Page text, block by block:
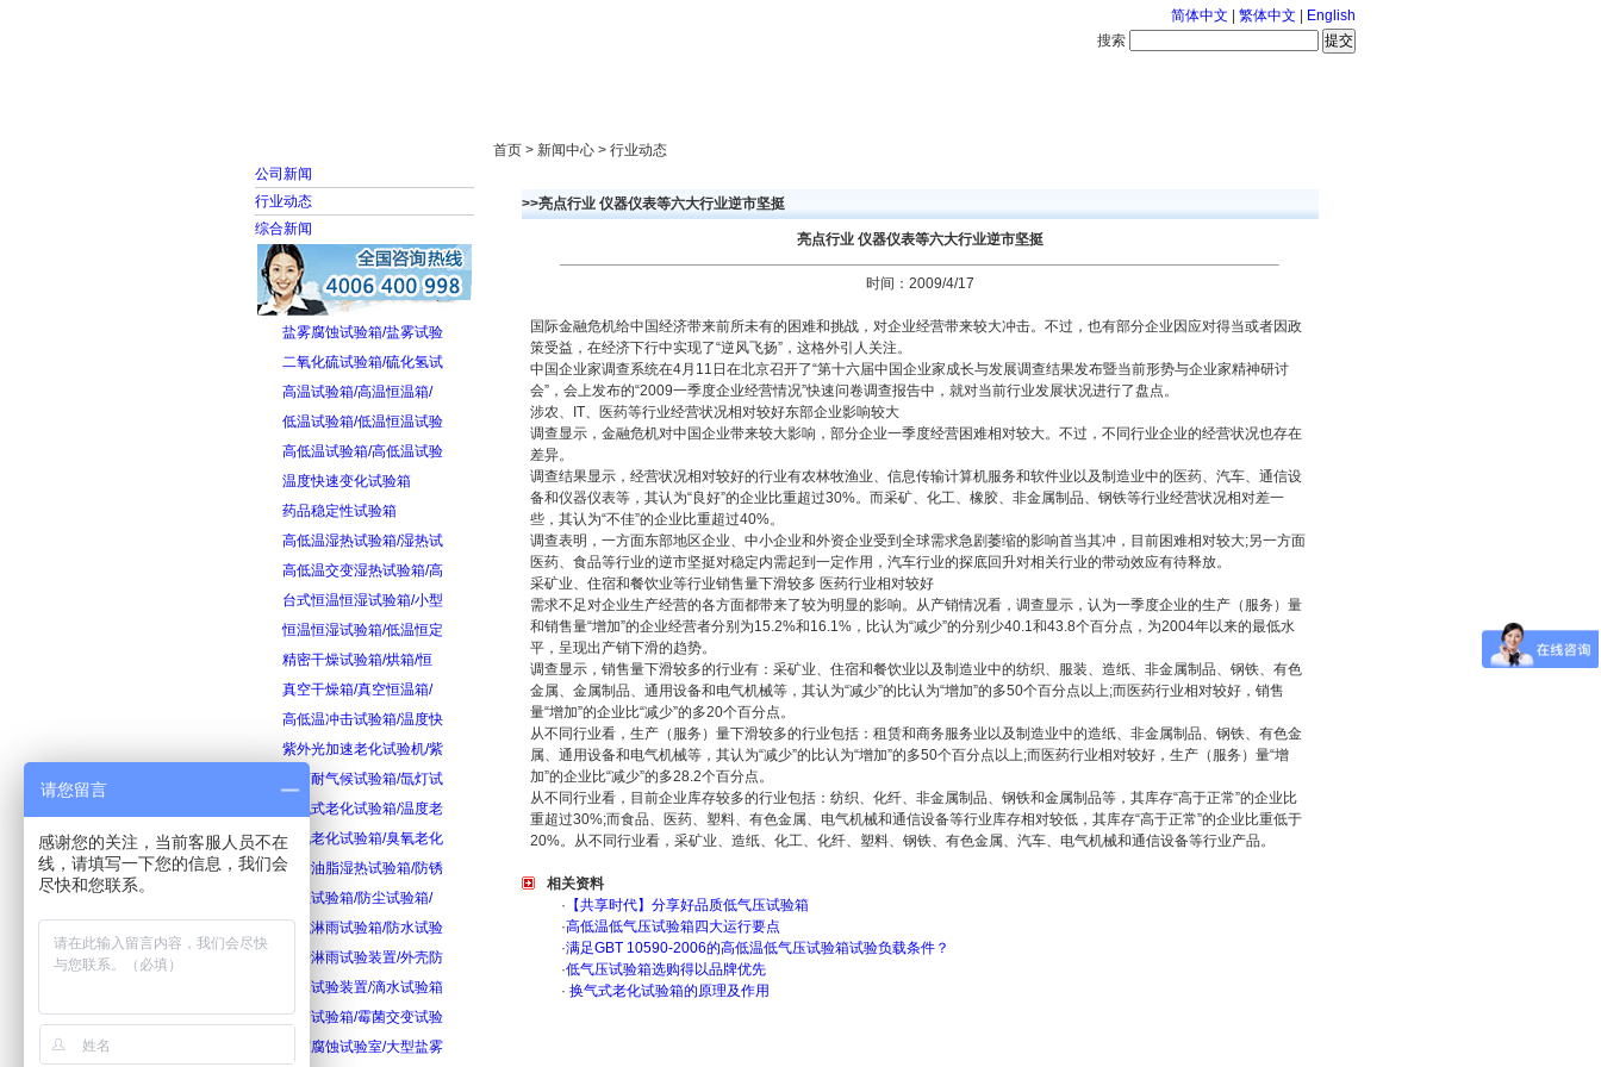
简体中文 繁体中文
English
搜索
公司新闻
行业动态
综合新闻
盐雾腐蚀试验箱/盐雾试验
二氧化硫试验箱/硫化氢试
高温试验箱/高温恒温箱/
低温试验箱/低温恒温试验
高低温试验箱/高低温试验
温度快速变化试验箱
药品稳定性试验箱
高低温湿热试验箱/湿热试
高低温交变湿热试验箱/高
台式恒温恒湿试验箱/小型
恒温恒湿试验箱/低温恒定
精密干燥试验箱/烘箱/恒
真空干燥箱/真空恒温箱/
高低温冲击试验箱/温度快
紫外光加速老化试验机/紫
氙灯耐气候试验箱/氙灯试
换气式老化试验箱/温度老
臭氧老化试验箱/臭氧老化
防锈油脂湿热试验箱/防锈
砂尘试验箱/防尘试验箱/
箱式淋雨试验箱/防水试验
摆管淋雨试验装置/外壳防
滴水试验装置/滴水试验箱
霉菌试验箱/霉菌交变试验
盐雾腐蚀试验室/大型盐雾
首页 > 新闻中心 > 行业动态
>>亮点行业 仪器仪表等六大行业逆市坚挺
亮点行业 仪器仪表等六大行业逆市坚挺
时间：2009/4/17
国际金融危机给中国经济带来前所未有的困难和挑战，对企业经营带来较大冲击。不过，也有部分企业因应对得当或者因政
策受益，在经济下行中实现了“逆风飞扬”，这格外引人关注。
中国企业家调查系统在4月11日在北京召开了“第十六届中国企业家成长与发展调查结果发布暨当前形势与企业家精神研讨
会”，会上发布的“2009一季度企业经营情况”快速问卷调查报告中，就对当前行业发展状况进行了盘点。
涉农、IT、医药等行业经营状况相对较好东部企业影响较大
调查显示，金融危机对中国企业带来较大影响，部分企业一季度经营困难相对较大。不过，不同行业企业的经营状况也存在
差异。
调查结果显示，经营状况相对较好的行业有农林牧渔业、信息传输计算机服务和软件业以及制造业中的医药、汽车、通信设
备和仪器仪表等，其认为“良好”的企业比重超过30%。而采矿、化工、橡胶、非金属制品、钢铁等行业经营状况相对差一
些，其认为“不佳”的企业比重超过40%。
调查表明，一方面东部地区企业、中小企业和外资企业受到全球需求急剧萎缩的影响首当其冲，目前困难相对较大;另一方面
医药、食品等行业的逆市坚挺对稳定内需起到一定作用，汽车行业的探底回升对相关行业的带动效应有待释放。
采矿业、住宿和餐饮业等行业销售量下滑较多 医药行业相对较好
需求不足对企业生产经营的各方面都带来了较为明显的影响。从产销情况看，调查显示，认为一季度企业的生产（服务）量
和销售量“增加”的企业经营者分别为15.2%和16.1%，比认为“减少”的分别少40.1和43.8个百分点，为2004年以来的最低水
平，呈现出产销下滑的趋势。
调查显示，销售量下滑较多的行业有：采矿业、住宿和餐饮业以及制造业中的纺织、服装、造纸、非金属制品、钢铁、有色
金属、金属制品、通用设备和电气机械等，其认为“减少”的比认为“增加”的多50个百分点以上;而医药行业相对较好，销售
量“增加”的企业比“减少”的多20个百分点。
从不同行业看，生产（服务）量下滑较多的行业包括：租赁和商务服务业以及制造业中的造纸、非金属制品、钢铁、有色金
属、通用设备和电气机械等，其认为“减少”的比认为“增加”的多50个百分点以上;而医药行业相对较好，生产（服务）量“增
加”的企业比“减少”的多28.2个百分点。
从不同行业看，目前企业库存较多的行业包括：纺织、化纤、非金属制品、钢铁和金属制品等，其库存“高于正常”的企业比
重超过30%;而食品、医药、塑料、有色金属、电气机械和通信设备等行业库存相对较低，其库存“高于正常”的企业比重低于
20%。从不同行业看，采矿业、造纸、化工、化纤、塑料、钢铁、有色金属、汽车、电气机械和通信设备等行业产品。
相关资料
· 【共享时代】分享好品质低气压试验箱
·高低温低气压试验箱四大运行要点
·满足GBT 10590-2006的高低温低气压试验箱试验负载条件？
·低气压试验箱选购得以品牌优先
· 换气式老化试验箱的原理及作用
请您留言
感谢您的关注，当前客服人员不在
线，请填写一下您的信息，我们会
尽快和您联系。